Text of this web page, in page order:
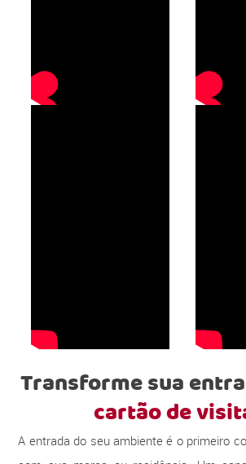
Transforme sua
cartão de
A entrada do seu ambiente é o primeiro